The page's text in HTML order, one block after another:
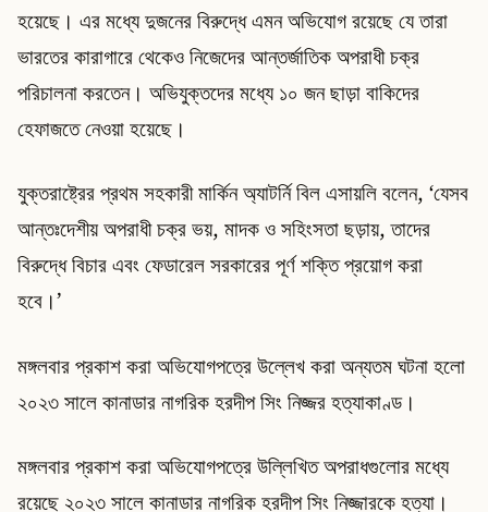
হয়েছে। এর মধ্যে দুজনের বিরুদ্ধে এমন অভিযোগ রয়েছে যে তারা
ভারতের কারাগারে থেকেও নিজেদের আন্তর্জাতিক অপরাধী চক্র
পরিচালনা করতেন। অভিযুক্তদের মধ্যে ১০ জন ছাড়া বাকিদের
হেফাজতে নেওয়া হয়েছে।
যুক্তরাষ্ট্রের প্রথম সহকারী মার্কিন অ্যাটর্নি বিল এসায়লি বলেন, ‘যেসব
আন্তঃদেশীয় অপরাধী চক্র ভয়, মাদক ও সহিংসতা ছড়ায়, তাদের
বিরুদ্ধে বিচার এবং ফেডারেল সরকারের পূর্ণ শক্তি প্রয়োগ করা
হবে।’
মঙ্গলবার প্রকাশ করা অভিযোগপত্রে উল্লেখ করা অন্যতম ঘটনা হলো
২০২৩ সালে কানাডার নাগরিক হরদীপ সিং নিজ্জর হত্যাকাণ্ড।
মঙ্গলবার প্রকাশ করা অভিযোগপত্রে উল্লিখিত অপরাধগুলোর মধ্যে
রয়েছে ২০২৩ সালে কানাডার নাগরিক হরদীপ সিং নিজ্জারকে হত্যা।